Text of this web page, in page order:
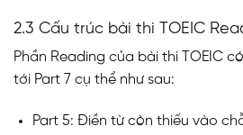
2.3 Cấu trúc bài thi TOEIC
Phần Reading của bài thi TOEIC
tới Part 7 cụ thể như sau:
Part 5: Điền từ còn thiếu vào